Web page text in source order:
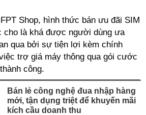
Shop, hình thức bán ưu đãi SIM
cho là khá được người dùng ưa
qua bởi sự tiện lợi kèm chính
trợ giá máy thông qua gói cước
công.
Bán lẻ công nghệ đua nhập hàng
mới, tận dụng triệt để khuyến mãi
kích cầu doanh thu